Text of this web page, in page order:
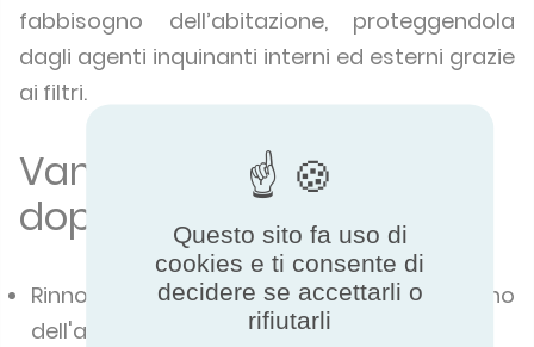
fabbisogno dell’abitazione, proteggendola
dagli agenti inquinanti interni ed esterni grazie
ai filtri.
Vantaggi dell’impianto a
doppio flusso
Rinnovamento dell'aria all’interno
dell'abitazione e risparmio energetico
Questo sito fa uso di
cookies e ti consente di
decidere se accettarli o
rifiutarli